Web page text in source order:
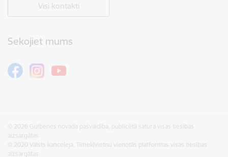
Visi kontakti
Sekojiet mums
© 2026 Gulbenes novada pašvaldība, publicētā satura visas tiesības
aizsargātas.
© 2020 Valsts kanceleja, Tīmekļvietņu vienotās platformas visas tiesības
aizsargātas.